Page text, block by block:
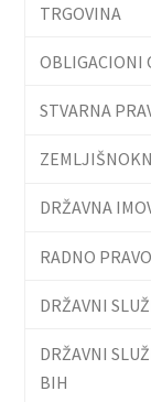
TRGOVINA
OBLIGACIONI
STVARNA
DRŽAVNA
RADNO PRAVO
DRŽAVNI
DRŽAVNI
BIH